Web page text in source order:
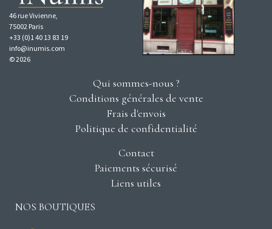
46 rue Vivienne,
75002 Paris
+33 (0)1 40 13 83 19
info@inumis.com
© 2026
Qui sommes-nous ?
Conditions générales de vente
Frais d'envois
Politique de confidentialité
Contact
Paiements sécurisé
Liens utiles
NOS BOUTIQUES